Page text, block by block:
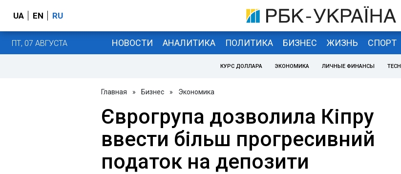
UA EN RU
ПТ, 07 АВГУСТА НОВОСТИ АНАЛИТИКА ПОЛИТИКА БИЗНЕС ЖИЗНЬ СПОРТ
КУРС ДОЛЛАРА ЭКОНОМИКА ЛИЧНЫЕ ФИНАНСЫ TECH
Главная » Бизнес » Экономика
Єврогрупа дозволила Кіпру
ввести більш прогресивний
податок на депозити